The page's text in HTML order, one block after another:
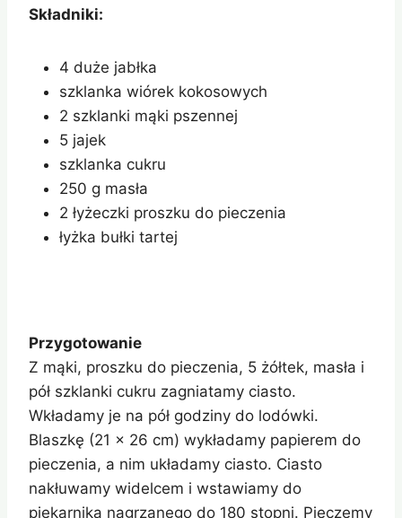
Składniki:
4 duże jabłka
szklanka wiórek kokosowych
2 szklanki mąki pszennej
5 jajek
szklanka cukru
250 g masła
2 łyżeczki proszku do pieczenia
łyżka bułki tartej
Przygotowanie
Z mąki, proszku do pieczenia, 5 żółtek, masła i
pół szklanki cukru zagniatamy ciasto.
Wkładamy je na pół godziny do lodówki.
Blaszkę (21 x 26 cm) wykładamy papierem do
pieczenia, a nim układamy ciasto. Ciasto
nakłuwamy widelcem i wstawiamy do
piekarnika nagrzanego do 180 stopni. Pieczemy